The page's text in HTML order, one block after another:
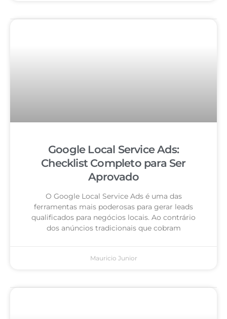
Google Local Service Ads:
Checklist Completo para Ser
Aprovado
O Google Local Service Ads é uma das
ferramentas mais poderosas para gerar leads
qualificados para negócios locais. Ao contrário
dos anúncios tradicionais que cobram
Mauricio Junior